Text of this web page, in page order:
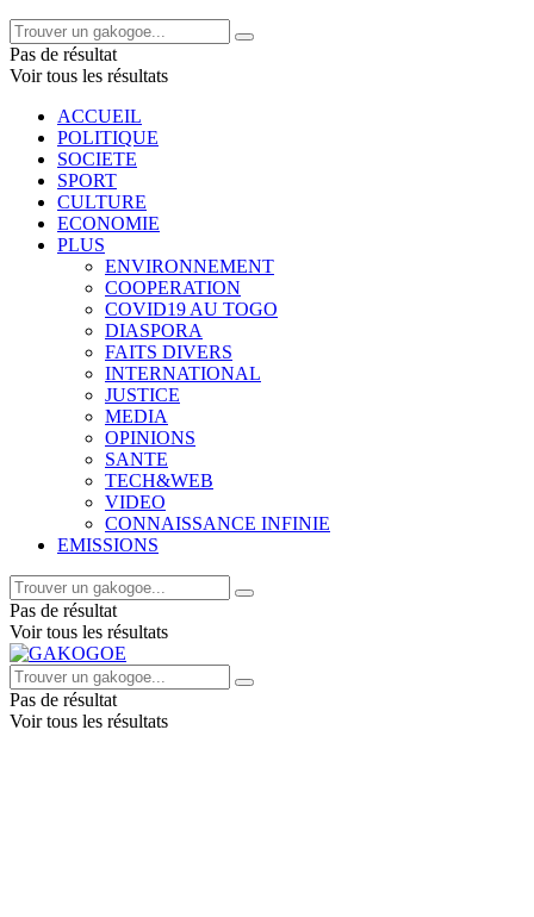
Pas de résultat
Voir tous les résultats
ACCUEIL
POLITIQUE
SOCIETE
SPORT
CULTURE
ECONOMIE
PLUS
ENVIRONNEMENT
COOPERATION
COVID19 AU TOGO
DIASPORA
FAITS DIVERS
INTERNATIONAL
JUSTICE
MEDIA
OPINIONS
SANTE
TECH&WEB
VIDEO
CONNAISSANCE INFINIE
EMISSIONS
Pas de résultat
Voir tous les résultats
Pas de résultat
Voir tous les résultats